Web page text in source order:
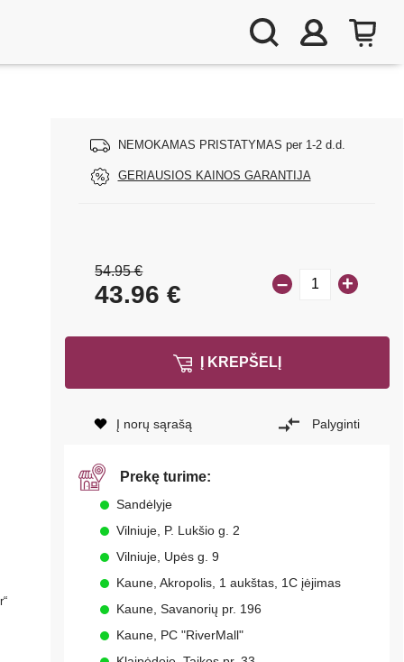
NEMOKAMAS PRISTATYMAS per 1-2 d.d.
GERIAUSIOS KAINOS GARANTIJA
54.95 €
43.96 € – +
Į KREPŠELĮ
Į norų sąrašą Palyginti
Prekę turime:
Sandėlyje
Vilniuje, P. Lukšio g. 2
Vilniuje, Upės g. 9
Kaune, Akropolis, 1 aukštas, 1C įėjimas
Kaune, Savanorių pr. 196
Kaune, PC "RiverMall"